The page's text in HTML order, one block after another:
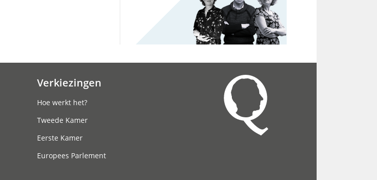
Verkiezingen
Hoe werkt het?
Tweede Kamer
Eerste Kamer
Europees Parlement